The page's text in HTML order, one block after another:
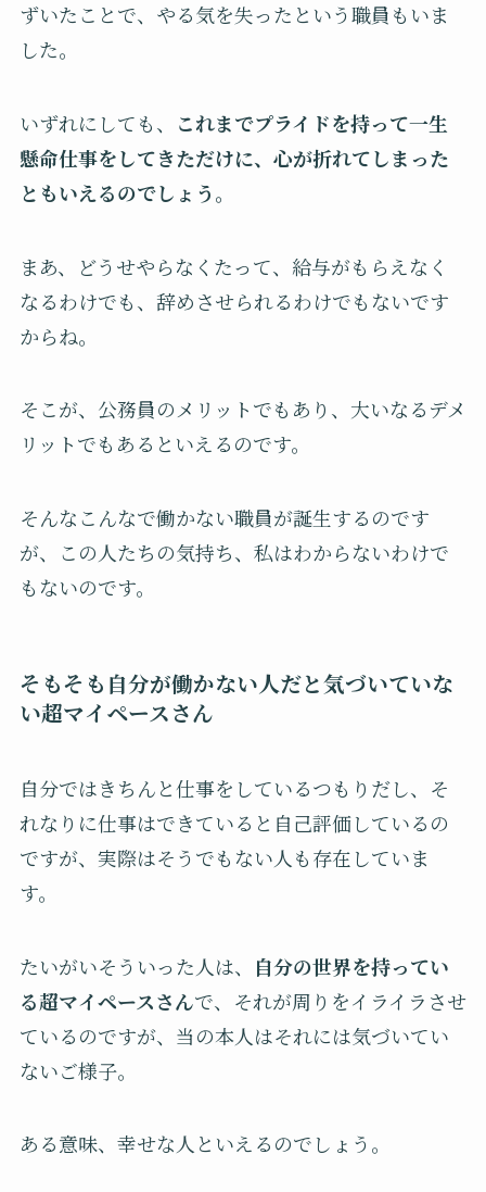
ずいたことで、やる気を失ったという職員もいま
した。
いずれにしても、
これまでプライドを持って一生
懸命仕事をしてきただけに、心が折れてしまった
ともいえるのでしょう。
まあ、どうせやらなくたって、給与がもらえなく
なるわけでも、辞めさせられるわけでもないです
からね。
そこが、公務員のメリットでもあり、大いなるデメ
リットでもあるといえるのです。
そんなこんなで働かない職員が誕生するのです
が、この人たちの気持ち、私はわからないわけで
もないのです。
そもそも自分が働かない人だと気づいていな
い超マイペースさん
自分ではきちんと仕事をしているつもりだし、そ
れなりに仕事はできていると自己評価しているの
ですが、実際はそうでもない人も存在していま
す。
たいがいそういった人は、
自分の世界を持ってい
る超マイペースさんで、それが周りをイライラさせ
ているのですが、当の本人はそれには気づいてい
ないご様子。
ある意味、幸せな人といえるのでしょう。